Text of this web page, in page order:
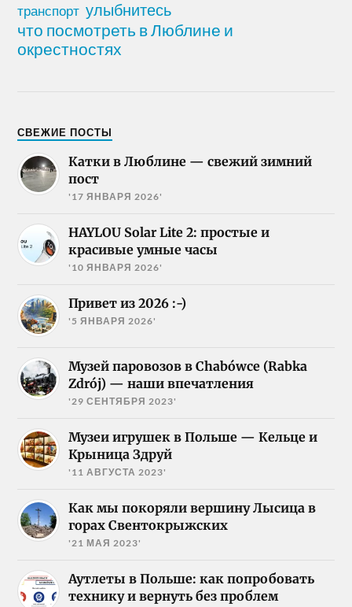
транспорт улыбнитесь
что посмотреть в Люблине и
окрестностях
СВЕЖИЕ ПОСТЫ
Катки в Люблине — свежий зимний
пост
'17 ЯНВАРЯ 2026'
HAYLOU Solar Lite 2: простые и
красивые умные часы
'10 ЯНВАРЯ 2026'
Привет из 2026 :-)
'5 ЯНВАРЯ 2026'
Музей паровозов в Chabówce (Rabka
Zdrój) — наши впечатления
'29 СЕНТЯБРЯ 2023'
Музеи игрушек в Польше — Кельце и
Крыница Здруй
'11 АВГУСТА 2023'
Как мы покоряли вершину Лысица в
горах Свентокрыжских
'21 МАЯ 2023'
Аутлеты в Польше: как попробовать
технику и вернуть без проблем